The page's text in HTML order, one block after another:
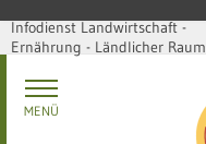
Skip to content
Infodienst Landwirtschaft -
Ernährung - Ländlicher Raum
MENÜ